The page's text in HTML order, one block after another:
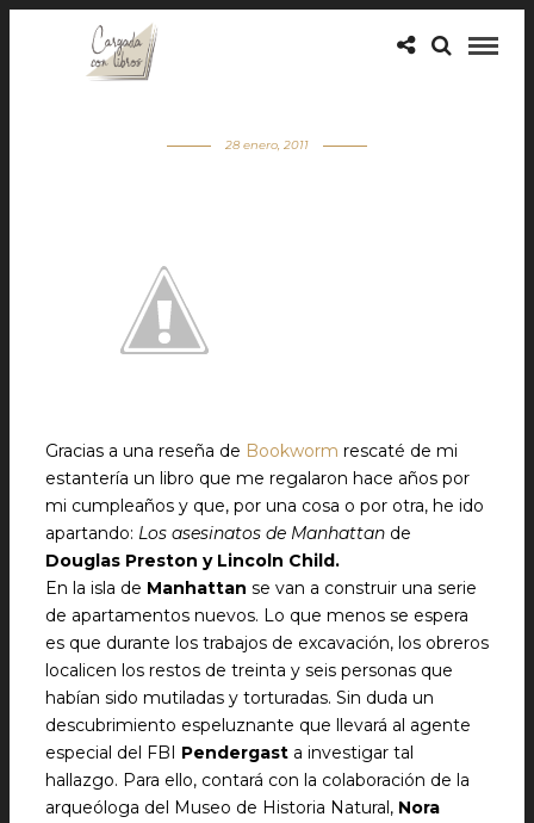
28 enero, 2011
Gracias a una reseña de Bookworm rescaté de mi
estantería un libro que me regalaron hace años por
mi cumpleaños y que, por una cosa o por otra, he ido
apartando: Los asesinatos de Manhattan de
Douglas Preston y Lincoln Child.
En la isla de Manhattan se van a construir una serie
de apartamentos nuevos. Lo que menos se espera
es que durante los trabajos de excavación, los obreros
localicen los restos de treinta y seis personas que
habían sido mutiladas y torturadas. Sin duda un
descubrimiento espeluznante que llevará al agente
especial del FBI Pendergast a investigar tal
hallazgo. Para ello, contará con la colaboración de la
arqueóloga del Museo de Historia Natural, Nora